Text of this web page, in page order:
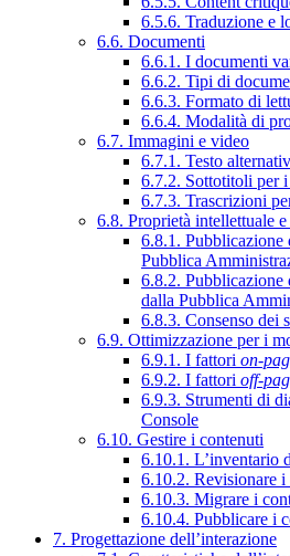
6.5.6. Traduzione e
6.6. Documenti
6.6.1. I documenti
6.6.2. Tipi di
6.6.3. Formato di
6.6.4. Modalità di
6.7. Immagini e video
6.7.1. Testo
6.7.2. Sottotitoli per
6.7.3. Trascrizioni
6.8. Proprietà intellettuale
6.8.1. Pubblicazione
Pubblica
6.8.2.
dalla Pubblica
6.8.3. Consenso dei
6.9. Ottimizzazione per i
6.9.1. I fattori on-
6.9.2. I fattori off-
6.9.3. Strumenti di
Console
6.10. Gestire i contenuti
6.10.1. L’inventario
6.10.2. Revisionare i
6.10.3. Migrare i
6.10.4. Pubblicare i
7. Progettazione dell’interazione